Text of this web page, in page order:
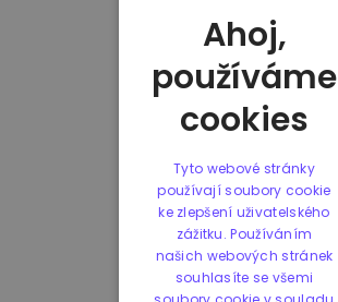
Ahoj,
používáme
cookies
Tyto webové stránky
používají soubory cookie
ke zlepšení uživatelského
zážitku. Používáním
našich webových stránek
souhlasíte se všemi